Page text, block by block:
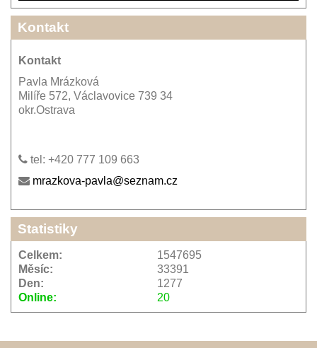
Kontakt
Kontakt
Pavla Mrázková
Milíře 572, Václavovice 739 34
okr.Ostrava
tel: +420 777 109 663
mrazkova-pavla@seznam.cz
Statistiky
Online: 20
Celkem:
1547695
Měsíc:
33391
Den:
1277